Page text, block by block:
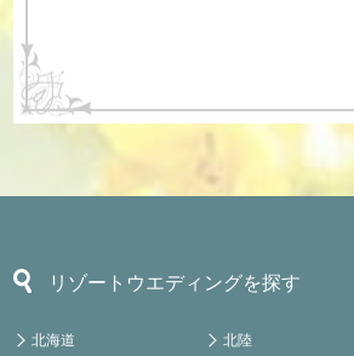
リゾートウエディングを探す
北海道 北陸